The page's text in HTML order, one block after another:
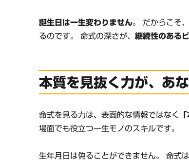
誕生日は一生変わりません。 だからこそ
るのです。 命式の深さが、継続性のある
本質を見抜く力が、あ
命式を見る力は、表面的な情報ではなく
場面でも役立つ一生モノのスキルです。
生年月日は偽ることができません。 命式